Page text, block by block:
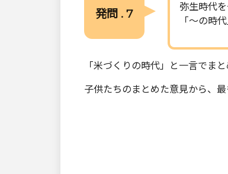
発問 . 7
弥生時代
「～の時
「米づくりの時代」と一言でまと
子供たちのまとめた意見から、